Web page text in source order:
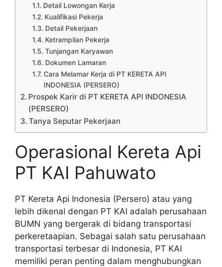
Detail Lowongan Kerja
Kualifikasi Pekerja
Detail Pekerjaan
Ketrampilan Pekerja
Tunjangan Karyawan
Dokumen Lamaran
Cara Melamar Kerja di PT KERETA API
INDONESIA (PERSERO)
Prospek Karir di PT KERETA API INDONESIA
(PERSERO)
Tanya Seputar Pekerjaan
Operasional Kereta Api
PT KAI Pahuwato
PT Kereta Api Indonesia (Persero) atau yang
lebih dikenal dengan PT KAI adalah perusahaan
BUMN yang bergerak di bidang transportasi
perkeretaapian. Sebagai salah satu perusahaan
transportasi terbesar di Indonesia, PT KAI
memiliki peran penting dalam menghubungkan